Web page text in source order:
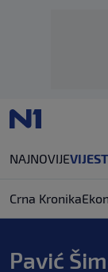
NAJNOVIJE
Crna Kronika
Pavić